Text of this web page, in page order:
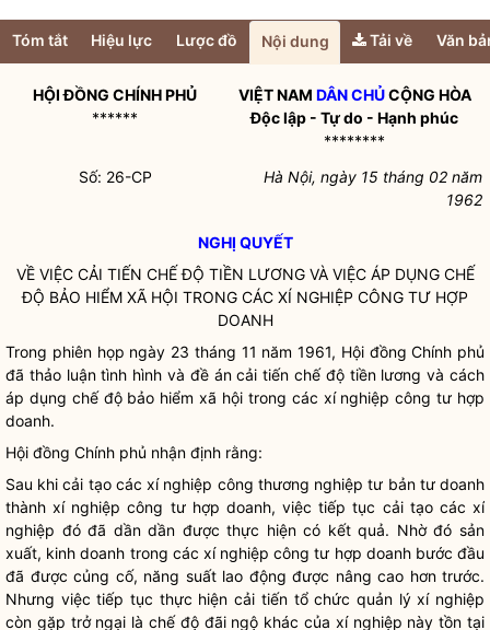
Tóm tắt Hiệu lực Lược đồ Nội dung Tải về Văn
HỘI ĐỒNG CHÍNH PHỦ
******
VIỆT NAM DÂN CHỦCỘNG HÒA
Độc lập - Tự do - Hạnh phúc
********
Số: 26-CP
Hà Nội, ngày 15 tháng 02 năm
1962
NGHỊ QUYẾT
VỀ VIỆC CẢI TIẾN CHẾ ĐỘ TIỀN LƯƠNG VÀ VIỆC ÁP DỤNG CHẾ
ĐỘ BẢO HIỂM XÃ HỘI TRONG CÁC XÍ NGHIỆP CÔNG TƯ HỢP
DOANH
Trong phiên họp ngày 23 tháng 11 năm 1961, Hội đồng Chính phủ
đã thảo luận tình hình và đề án cải tiến chế độ tiền lương và cách
áp dụng chế độ bảo hiểm xã hội trong các xí nghiệp công tư hợp
doanh.
Hội đồng Chính phủ nhận định rằng:
Sau khi cải tạo các xí nghiệp công thương nghiệp tư bản tư doanh
thành xí nghiệp công tư hợp doanh, việc tiếp tục cải tạo các xí
nghiệp đó đã dần dần được thực hiện có kết quả. Nhờ đó sản
xuất, kinh doanh trong các xí nghiệp công tư hợp doanh bước đầu
đã được củng cố, năng suất lao động được nâng cao hơn trước.
Nhưng việc tiếp tục thực hiện cải tiến tổ chức quản lý xí nghiệp
còn gặp trở ngại là chế độ đãi ngộ khác của xí nghiệp này tồn tại